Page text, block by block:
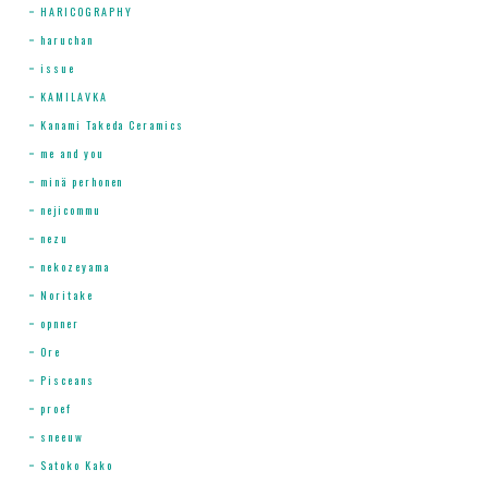
HARICOGRAPHY
haruchan
issue
KAMILAVKA
Kanami Takeda Ceramics
me and you
minä perhonen
nejicommu
nezu
nekozeyama
Noritake
opnner
Ore
Pisceans
proef
sneeuw
Satoko Kako